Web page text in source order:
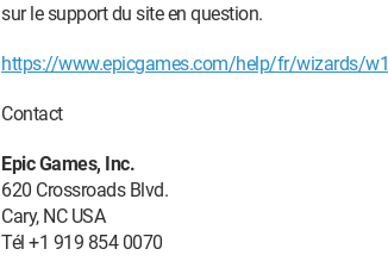
sur le support du site en question.
https://www.epicgames.com/help/fr/wizards/w1
Contact
Epic Games, Inc.
620 Crossroads Blvd.
Cary, NC USA
Tél +1 919 854 0070